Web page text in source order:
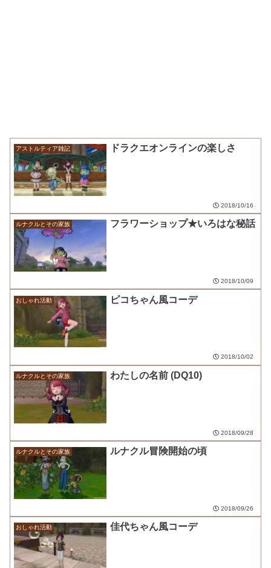
アストルティア雑記 ドラクエオンラインの楽しさ
2018/10/16
ルナクルとその家族 フラワーショップ★いろはな秘話
2018/10/09
おしゃれ活動 ピコちゃん風コーデ
2018/10/02
ルナクルとその家族 わたしの名前 (DQ10)
2018/09/28
ルナクルとその家族 ルナクル冒険開始の頃
2018/09/26
おしゃれ活動 佳代ちゃん風コーデ